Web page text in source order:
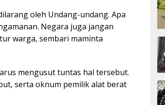
oleh Undang-undang. Apa
Negara juga jangan
warga, sembari maminta
mengusut tuntas hal tersebut.
serta oknum pemilik alat berat